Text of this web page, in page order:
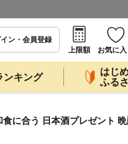
イン・会員登録
上限額
お気に入
ンキング
はじ
ふる
に合う 日本酒プレゼント